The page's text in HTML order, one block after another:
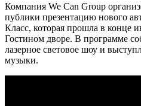
Компания We Can Group
публики презентацию нового
Класс, которая прошла в конце
Гостином дворе. В программе
лазерное световое шоу и
музыки.